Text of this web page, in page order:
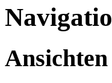
Ansichten